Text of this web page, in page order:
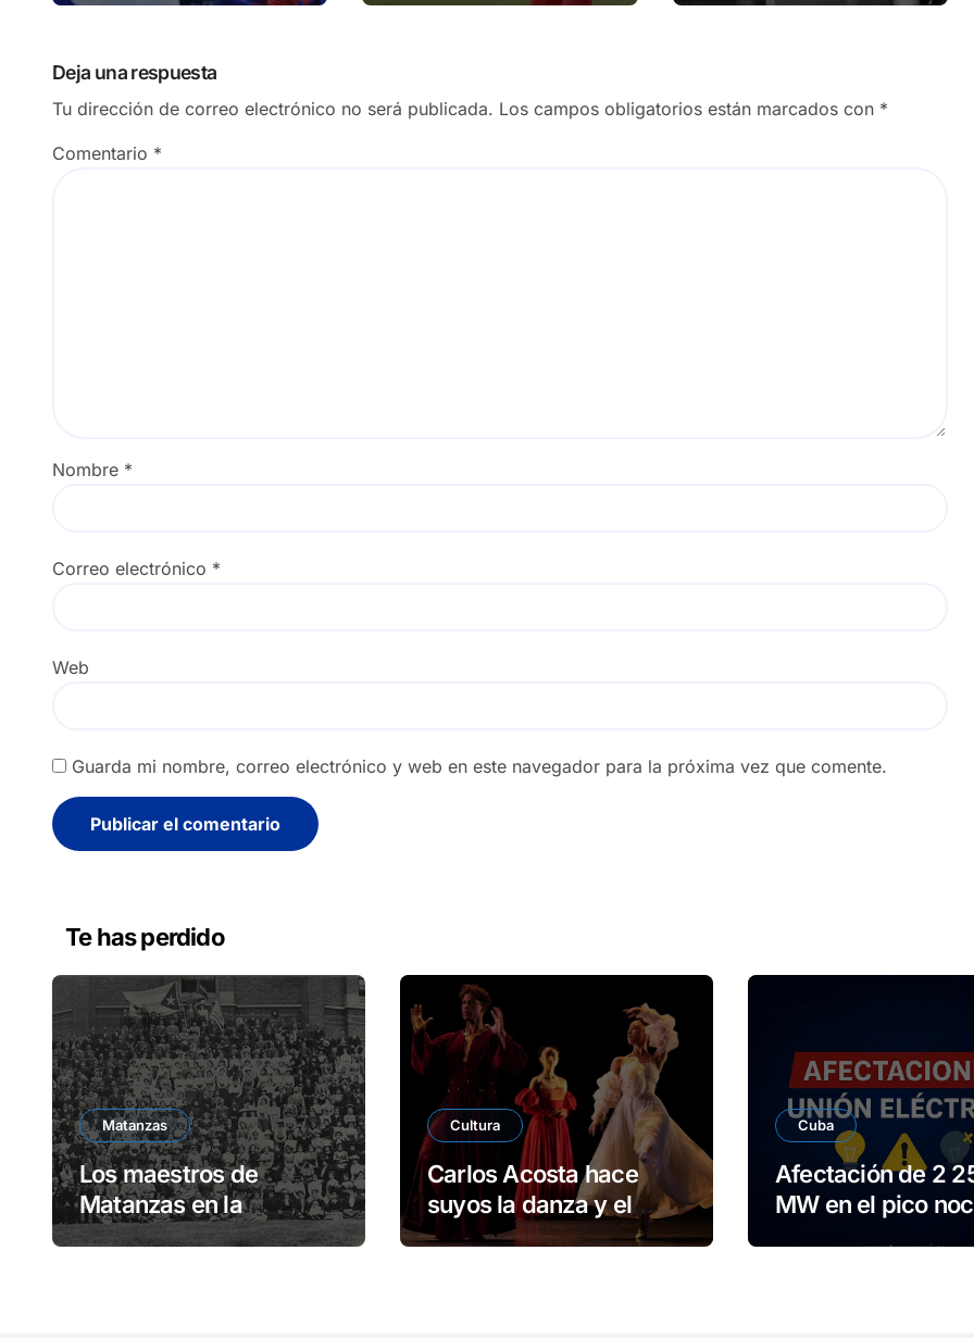
Deja una respuesta
Tu dirección de correo electrónico no será publicada. Los campos obligatorios están marcados con *
Comentario *
Nombre *
Correo electrónico *
Web
Guarda mi nombre, correo electrónico y web en este navegador para la próxima vez que comente.
Te has perdido
Matanzas
Los maestros de
Matanzas en la
Universidad de Harvard
Cultura
Carlos Acosta hace
suyos la danza y el
escenario en Reino
Cuba
Afectación de 2
MW en el pico